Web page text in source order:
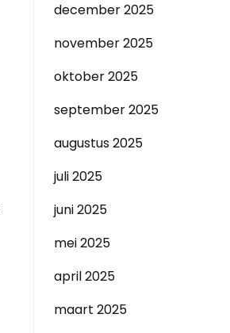
december 2025
november 2025
oktober 2025
september 2025
augustus 2025
juli 2025
juni 2025
mei 2025
april 2025
maart 2025